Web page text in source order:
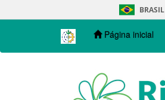
navigation
BRASIL
Página inicial